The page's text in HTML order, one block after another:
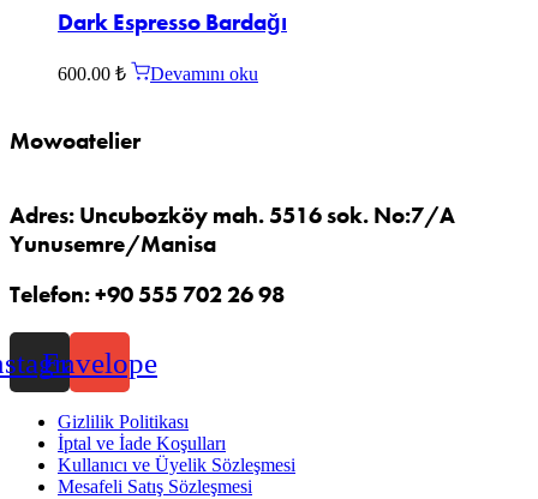
Dark Espresso Bardağı
600.00 ₺ Devamını oku
Mowoatelier
Adres: Uncubozköy mah. 5516 sok. No:7/A
Yunusemre/Manisa
Telefon: +90 555 702 26 98
Envelope
Gizlilik Politikası
İptal ve İade Koşulları
Kullanıcı ve Üyelik Sözleşmesi
Mesafeli Satış Sözleşmesi